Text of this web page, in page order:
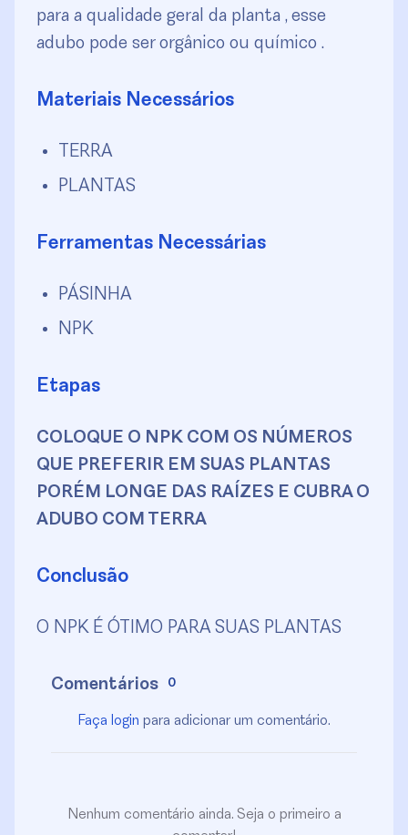
para a qualidade geral da planta , esse
adubo pode ser orgânico ou químico .
Materiais Necessários
TERRA
PLANTAS
Ferramentas Necessárias
PÁSINHA
NPK
Etapas
COLOQUE O NPK COM OS NÚMEROS
QUE PREFERIR EM SUAS PLANTAS
PORÉM LONGE DAS RAÍZES E CUBRA O
ADUBO COM TERRA
Conclusão
O NPK É ÓTIMO PARA SUAS PLANTAS
Comentários 0
Faça login para adicionar um comentário.
Nenhum comentário ainda. Seja o primeiro a